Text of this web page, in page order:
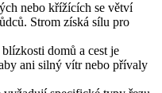
nebo křížících se větví
Strom získá sílu pro
domů a cest je
ani silný vítr nebo přívaly